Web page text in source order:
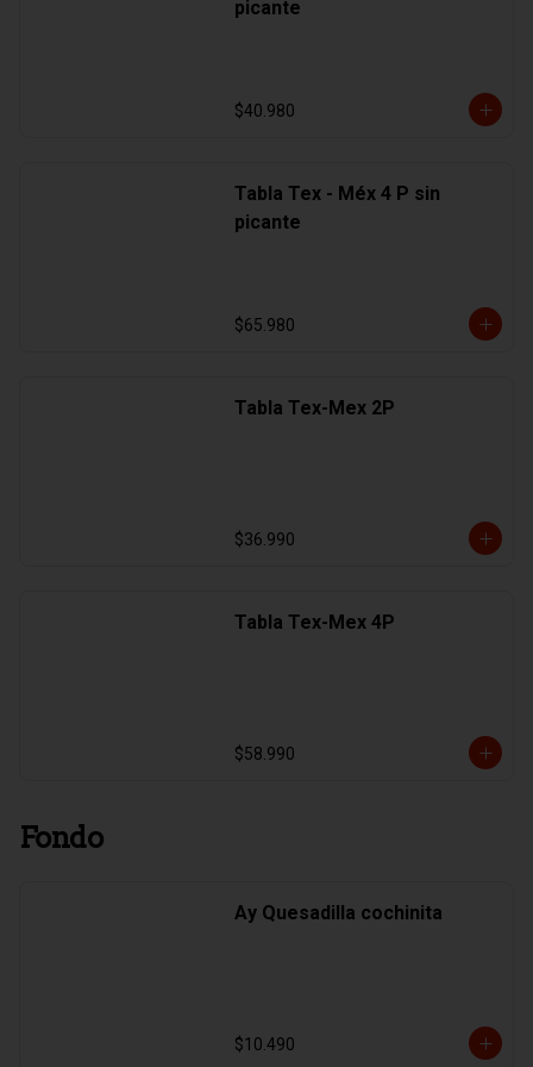
picante
$40.980
Tabla Tex - Méx 4 P sin
picante
$65.980
Tabla Tex-Mex 2P
$36.990
Tabla Tex-Mex 4P
$58.990
Fondo
Ay Quesadilla cochinita
$10.490